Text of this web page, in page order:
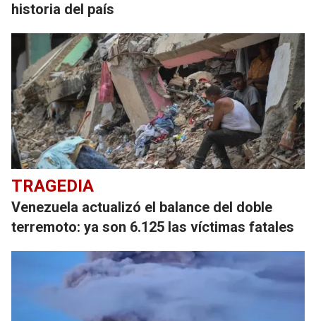
historia del país
TRAGEDIA
Venezuela actualizó el balance del doble
terremoto: ya son 6.125 las víctimas fatales